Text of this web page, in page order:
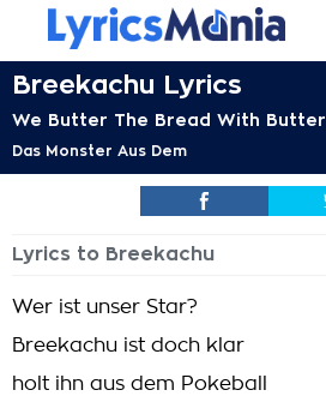
Breekachu Lyrics
We Butter The Bread With Butter
Das Monster Aus Dem
Lyrics to Breekachu
Wer ist unser Star?
Breekachu ist doch klar
holt ihn aus dem Pokeball